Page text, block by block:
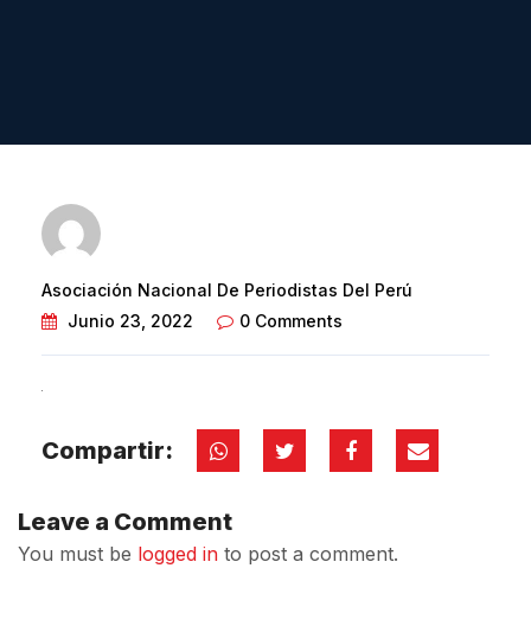
Asociación Nacional De Periodistas Del Perú
Junio 23, 2022
0 Comments
Compartir:
Leave a Comment
You must be logged in to post a comment.